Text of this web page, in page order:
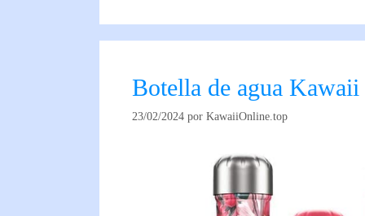
Botella de agua Kawaii
23/02/2024 por KawaiiOnline.top